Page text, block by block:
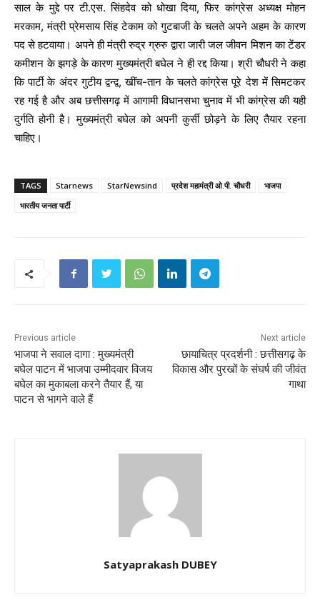
साल के मुद्दे पर टी.एस. सिंहदेव को धोखा दिया, फिर कांग्रेस अध्यक्ष मोहन
मरकाम, मंत्री प्रेमसाय सिंह टेकाम को गुटबाजी के चलते अपने अहम के कारण
पद से हटवाया। अपने ही मंत्री रुद्र ग्रुरु द्वारा जारी जल जीवन मिशन का टेंडर
कमीशन के झगड़े के कारण मुख्यमंत्री बघेल ने ही रद्द किया। श्री चौधरी ने कहा
कि पार्टी के अंदर गुटीय द्वन्द्व, खींच-तान के चलते कांग्रेस पूरे देश में सिमटकर
रह गई है और अब छत्तीसगढ़ में आगामी विधानसभा चुनाव में भी कांग्रेस की यही
दुर्गति होनी है। मुख्यमंत्री बघेल को अपनी कुर्सी छोड़ने के लिए तैयार रहना
चाहिए।
TAGS Starnews StarNewsind प्रदेश महामंत्री ओ.पी. चौधरी
भाजपा
भारतीय जनता पार्टी
Previous article
भाजपा ने सवाल दागा : मुख्यमंत्री
बघेल पाटन में भाजपा उम्मीदवार विजय
बघेल का मुकाबला करने तैयार हैं, या
पाटन से भागने वाले हैं
Next article
छायाचित्र प्रदर्शनी : छत्तीसगढ़ के
विकास और पुरखों के संघर्ष की जीवंत
गाथा
Satyaprakash DUBEY